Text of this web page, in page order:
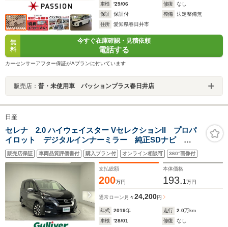
車検
'29/06 修復
なし
保証
保証付 整備
法定整備無
住所
愛知県春日井市
無
料
今すぐ在庫確認・見積依頼
電話する
カーセンサーアフター保証がAプランに付いています
販売店： 普・未使用車 パッションプラス春日井店
日産
セレナ 2.0 ハイウェイスター VセレクションII プロパ
イロット デジタルインナーミラー 純正SDナビ
Bluetooth CD DVD フルセグ 全方位カメラ
ETC 社外ドライブレコーダー 社外フロアマット 両
側パワースライドドア フォグライト
販売店保証 車両品質評価書付 購入プラン付 オンライン相談可 360°画像付
支払総額
200万円
本体価格
193. 1 万円
通常ローン 月々24,200円
年式 2019年 走行 2.0万km
車検
'28/01 修復
なし